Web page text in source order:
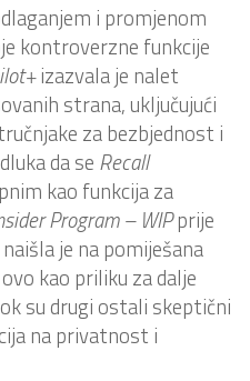
i promjenom
kontroverzne funkcije
izazvala je nalet
strana, uključujući
za bezbjednost i
da se Recall
kao funkcija za
Program – WIPprije
je na pomiješana
kao priliku za dalje
su drugi ostali skeptični
na privatnost i